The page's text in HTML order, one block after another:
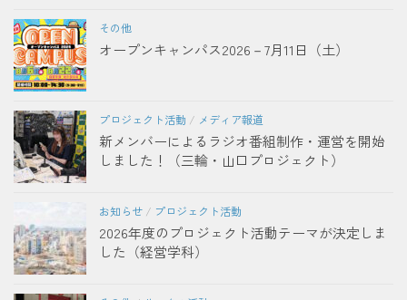
その他
オープンキャンパス2026－7月11日（土）
プロジェクト活動 / メディア報道
新メンバーによるラジオ番組制作・運営を開始
しました！（三輪・山口プロジェクト）
お知らせ / プロジェクト活動
2026年度のプロジェクト活動テーマが決定しま
した（経営学科）